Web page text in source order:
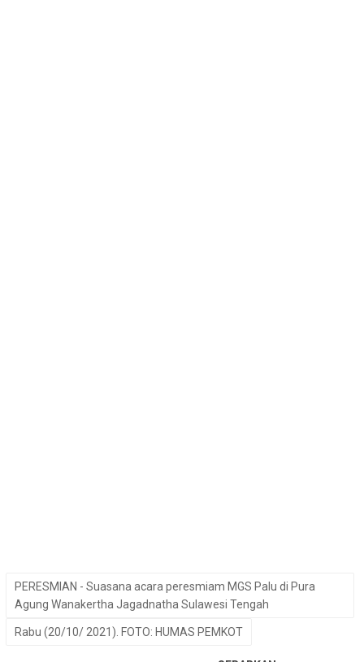
PERESMIAN - Suasana acara peresmiam MGS Palu di Pura
Agung Wanakertha Jagadnatha Sulawesi Tengah
Rabu (20/10/ 2021). FOTO: HUMAS PEMKOT